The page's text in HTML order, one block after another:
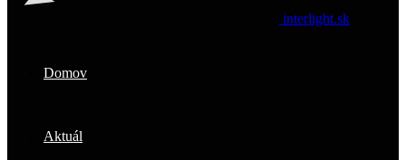
interlight.sk
Domov
Aktuál